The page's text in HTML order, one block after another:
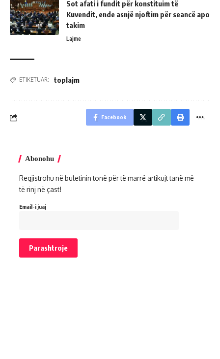
Sot afati i fundit për konstituim të
Kuvendit, ende asnjë njoftim për seancë apo
takim
Lajme
ETIKETUAR: toplajm
Facebook
Abonohu
Regjistrohu në buletinin tonë për të marrë artikujt tanë më
të rinj në çast!
Email-i juaj